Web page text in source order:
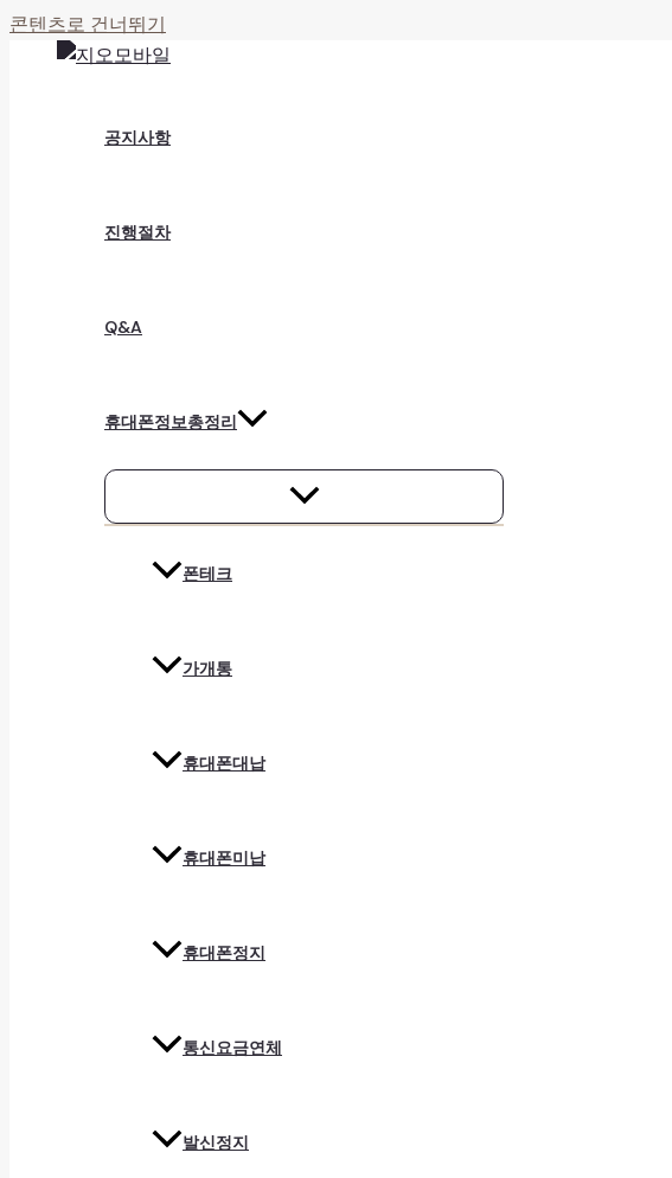
콘텐츠로 건너뛰기
공지사항
진행절차
Q&A
휴대폰정보총정리
폰테크
가개통
휴대폰대납
휴대폰미납
휴대폰정지
통신요금연체
발신정지